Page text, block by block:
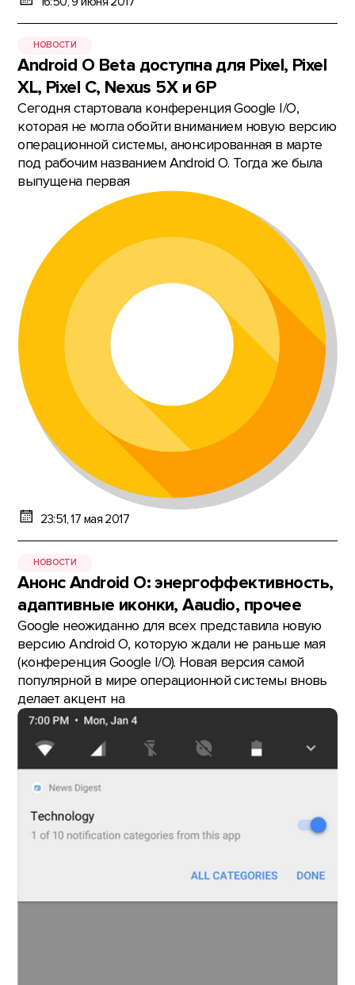
НОВОСТИ
Android O Beta доступна для Pixel, Pixel
XL, Pixel C, Nexus 5X и 6P
Сегодня стартовала конференция Google I/O,
которая не могла обойти вниманием новую версию
операционной системы, анонсированная в марте
под рабочим названием Android O. Тогда же была
выпущена первая
23:51, 17 мая 2017
НОВОСТИ
Анонс Android O: энергоффективность,
адаптивные иконки, Aaudio, прочее
Google неожиданно для всех представила новую
версию Android O, которую ждали не раньше мая
(конференция Google I/O). Новая версия самой
популярной в мире операционной системы вновь
делает акцент на